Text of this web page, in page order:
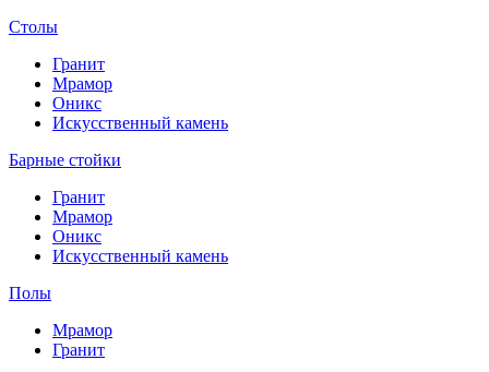
Столы
Гранит
Мрамор
Оникс
Искусственный камень
Барные стойки
Гранит
Мрамор
Оникс
Искусственный камень
Полы
Мрамор
Гранит